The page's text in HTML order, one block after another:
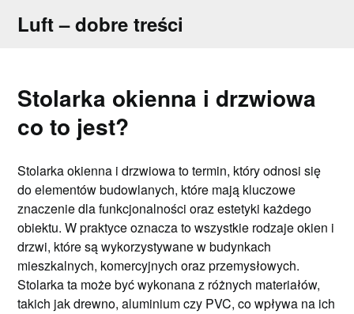
Luft – dobre treści
Stolarka okienna i drzwiowa
co to jest?
Stolarka okienna i drzwiowa to termin, który odnosi się
do elementów budowlanych, które mają kluczowe
znaczenie dla funkcjonalności oraz estetyki każdego
obiektu. W praktyce oznacza to wszystkie rodzaje okien i
drzwi, które są wykorzystywane w budynkach
mieszkalnych, komercyjnych oraz przemysłowych.
Stolarka ta może być wykonana z różnych materiałów,
takich jak drewno, aluminium czy PVC, co wpływa na ich